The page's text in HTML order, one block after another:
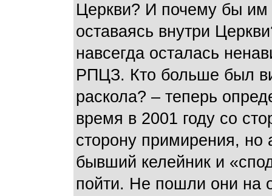
Церкви? И почему бы им
оставаясь внутри
навсегда осталась
РПЦЗ. Кто больше был
раскола? – теперь
время в 2001 году со
сторону примирения,
бывший келейник и
пойти. Не пошли они на